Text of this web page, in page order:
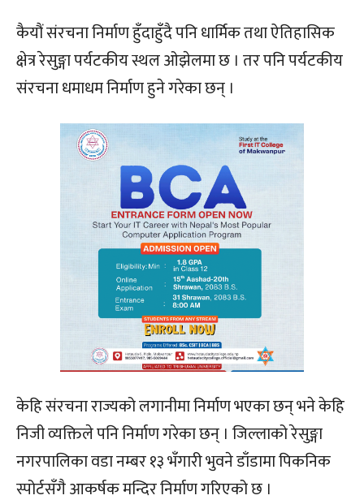
कैयौं संरचना निर्माण हुँदाहुँदै पनि धार्मिक तथा ऐतिहासिक
क्षेत्र रेसुङ्गा पर्यटकीय स्थल ओझेलमा छ । तर पनि पर्यटकीय
संरचना धमाधम निर्माण हुने गरेका छन् ।
केहि संरचना राज्यको लगानीमा निर्माण भएका छन् भने केहि
निजी व्यक्तिले पनि निर्माण गरेका छन् । जिल्लाको रेसुङ्गा
नगरपालिका वडा नम्बर १३ भँगारी भुवने डाँडामा पिकनिक
स्पोर्टसँगै आकर्षक मन्दिर निर्माण गरिएको छ ।